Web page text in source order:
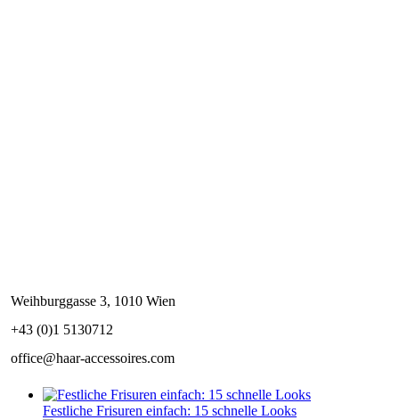
Weihburggasse 3, 1010 Wien
+43 (0)1 5130712
office@haar-accessoires.com
Festliche Frisuren einfach: 15 schnelle Looks